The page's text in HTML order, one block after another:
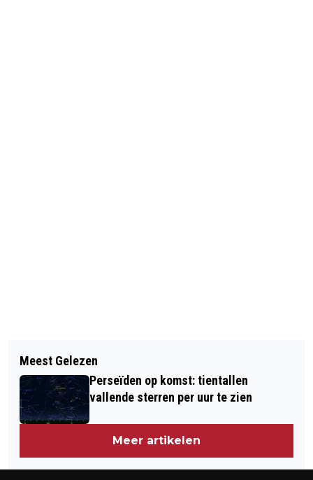
AMSTERDAMSE BUITENPLAATSEN IN
BEELD
PREMIÈRE DE NIEUWE WILDERNIS IN
DUITSLAND
Meest Gelezen
Perseïden op komst: tientallen
vallende sterren per uur te zien
Meer artikelen